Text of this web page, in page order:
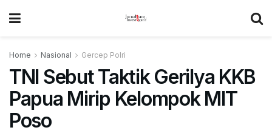
Home Nasional Gercep Polri
TNI Sebut Taktik Gerilya KKB
Papua Mirip Kelompok MIT
Poso